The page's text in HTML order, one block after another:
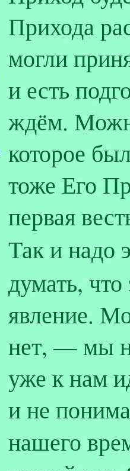
Прихода
могли
и есть
ждём.
которое
тоже Его
первая
Так и надо
думать, что
явление.
нет, — мы
уже к нам
и не
нашего